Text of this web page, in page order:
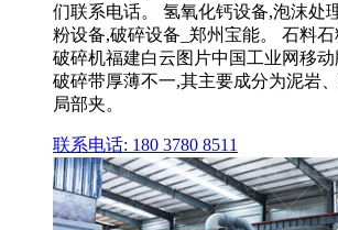
们联系电话。 氢氧化钙设备,泡沫处
粉设备,破碎设备_郑州宝能。 石料
破碎机福建白云图片中国工业网移
破碎带厚薄不一,其主要成分为泥岩
局部夹。
联系电话: 180 3780 8511